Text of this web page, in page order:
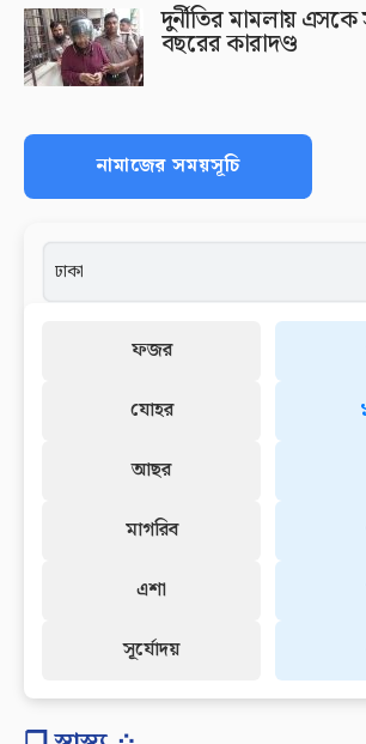
দুর্নীতির মামলায়
বছরের কারাদণ্ড
নামাজের সময়সূচি
ফজর
যোহর
আছর
মাগরিব
এশা
সূর্যোদয়